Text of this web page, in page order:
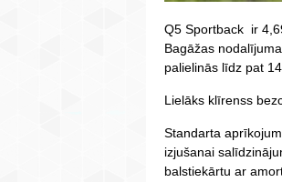
Q5 Sportback ir
Bagāžas
palielinās līdz pat
Lielāks klīrenss
Standarta
izjušanai
balstiekārtu ar